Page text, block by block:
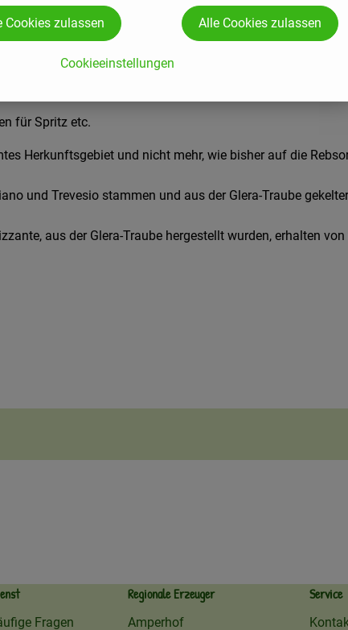
durch seinen anhaltenden Nachgeschmack.
für Spritz etc.
Herkunftsgebiet und nicht mehr, wie bisher auf die
und Trevesio stammen und aus der Glera-Traube
aus der Glera-Traube hergestellt wurden, erhalten
Fragen
Regionale Erzeuger
Amperhof
Service
Cookieeinstellungen
Cookies zulassen Alle Cookies zulassen